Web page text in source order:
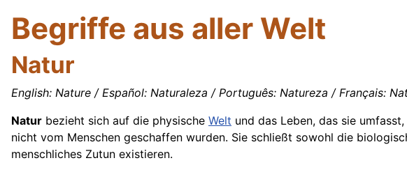
Begriffe aus aller Welt
Natur
English: Nature / Español: Naturaleza / Português: Natureza / Français:
Natur bezieht sich auf die physische Welt und das Leben, das sie
nicht vom Menschen geschaffen wurden. Sie schließt sowohl die
menschliches Zutun existieren.